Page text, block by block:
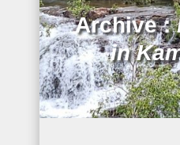
Archive :
in